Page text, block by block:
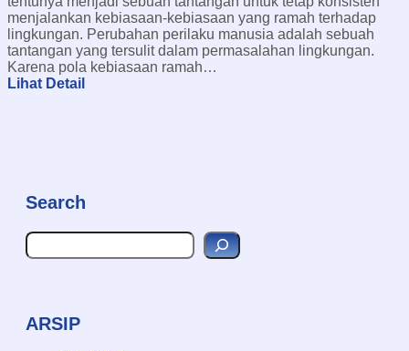
menjalankan kebiasaan-kebiasaan yang ramah terhadap
lingkungan. Perubahan perilaku manusia adalah sebuah
tantangan yang tersulit dalam permasalahan lingkungan.
Karena pola kebiasaan ramah…
Lihat Detail:
N
o
l
a
Search
S
e
h
ARSIP